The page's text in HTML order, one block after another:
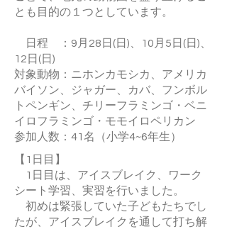
とも目的の１つとしています。
日程 ：9月28日(日)、10月5日(日)、
12日(日)
対象動物：ニホンカモシカ、アメリカ
バイソン、ジャガー、カバ、フンボル
トペンギン、チリーフラミンゴ・ベニ
イロフラミンゴ・モモイロペリカン
参加人数：41名（小学4~6年生）
【1日目】
1日目は、アイスブレイク、ワーク
シート学習、実習を行いました。
初めは緊張していた子どもたちでし
たが、アイスブレイクを通して打ち解